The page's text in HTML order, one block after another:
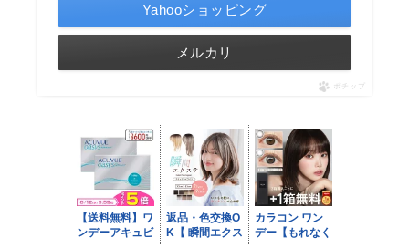
Yahooショッピング
メルカリ
ポチップ